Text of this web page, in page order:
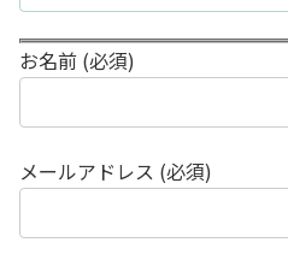
お名前 (必須)
メールアドレス (必須)